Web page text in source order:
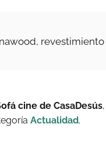
cine de CasaDesús
Actualidad.